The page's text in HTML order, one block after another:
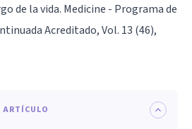
de la vida. Medicine - Programa de
Acreditado, Vol. 13 (46),
ARTÍCULO